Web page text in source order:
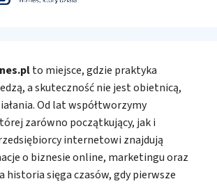
to miejsce, gdzie praktyka
a skuteczność nie jest obietnicą,
Od lat współtworzymy
zarówno początkujący, jak i
internetowi znajdują
o biznesie online, marketingu oraz
historia sięga czasów, gdy pierwsze